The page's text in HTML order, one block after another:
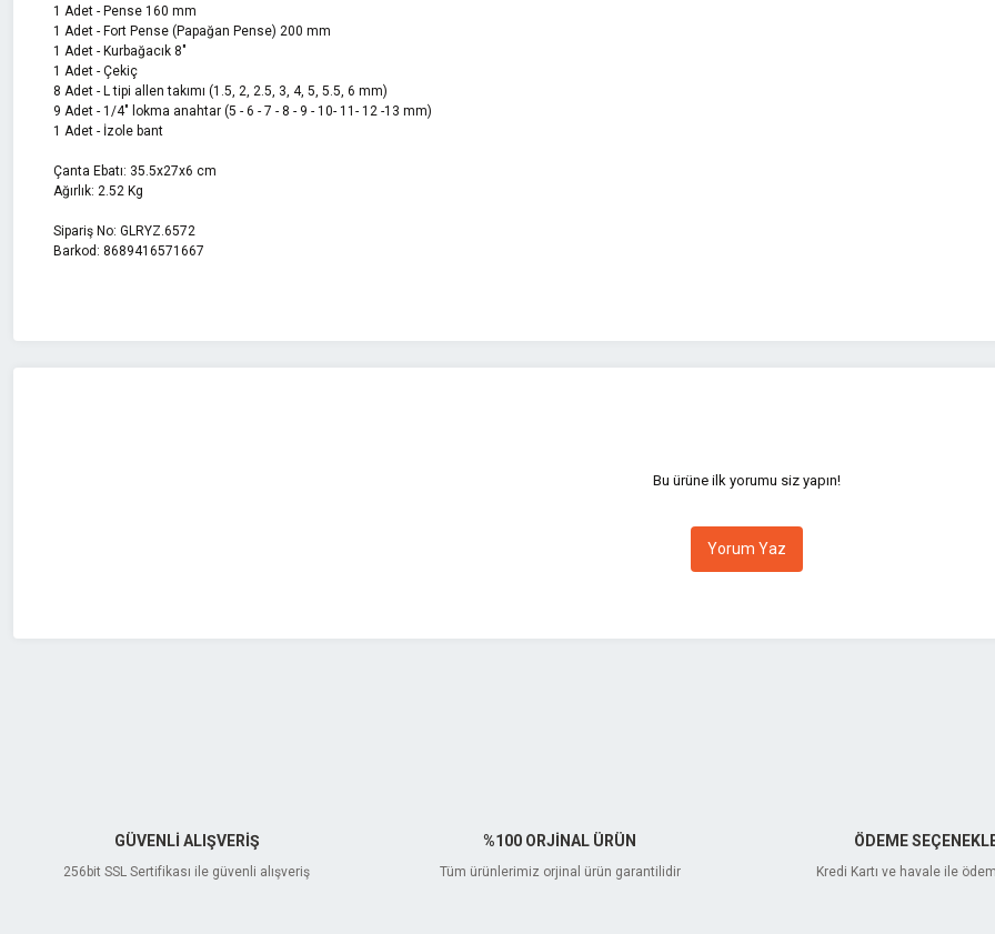
1 Adet - Pense 160 mm
1 Adet - Fort Pense (Papağan Pense) 200 mm
1 Adet - Kurbağacık 8"
1 Adet - Çekiç
8 Adet - L tipi allen takımı (1.5, 2, 2.5, 3, 4, 5, 5.5, 6 mm)
9 Adet - 1/4" lokma anahtar (5 - 6 - 7 - 8 - 9 - 10- 11- 12 -13 mm)
1 Adet - İzole bant
Çanta Ebatı: 35.5x27x6 cm
Ağırlık: 2.52 Kg
Sipariş No: GLRYZ.6572
Barkod: 8689416571667
Görüş ve önerileriniz için teşekkür ederiz.
Bu ürüne ilk yorumu siz yapın!
Yorum Yaz
GÜVENLİ ALIŞVERİŞ
256bit SSL Sertifikası ile güvenli alışveriş
%100 ORJİNAL ÜRÜN
Tüm ürünlerimiz orjinal ürün garantilidir
ÖDEME
Kredi Kartı ve havale ile